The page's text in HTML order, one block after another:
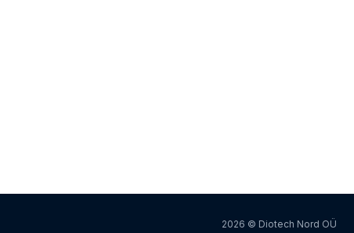
2026 © Diotech Nord OÜ